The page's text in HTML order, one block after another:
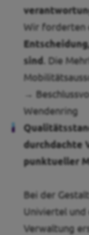
Wir forderten
sind . Die
→
Wendenring
durchdachte
punktueller
Bei der
Univiertel
Verwaltung